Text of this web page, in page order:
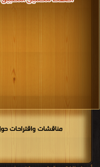
مناقشات واقتراحات